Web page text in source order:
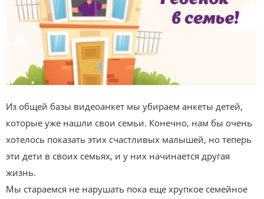
Из общей базы видеоанкет мы убираем анкеты детей,
которые уже нашли свои семьи. Конечно, нам бы очень
хотелось показать этих счастливых малышей, но теперь
эти дети в своих семьях, и у них начинается другая
жизнь.
Мы стараемся не нарушать пока еще хрупкое семейное